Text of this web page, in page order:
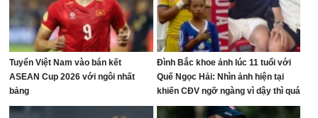
Tuyển Việt Nam vào bán kết
ASEAN Cup 2026 với ngôi nhất
bảng
Đình Bắc khoe ảnh lúc 11 tuổi với
Quế Ngọc Hải: Nhìn ảnh hiện tại
khiến CĐV ngỡ ngàng vì dậy thì quá
thành công